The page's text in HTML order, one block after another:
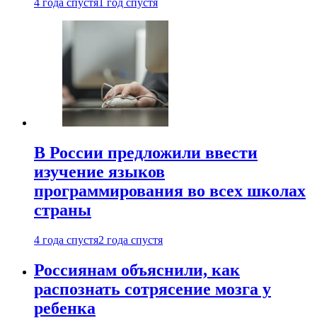
4 года спустя 1 год спустя
В России предложили ввести
изучение языков
программирования во всех школах
страны
4 года спустя2 года спустя
Россиянам объяснили, как
распознать сотрясение мозга у
ребенка